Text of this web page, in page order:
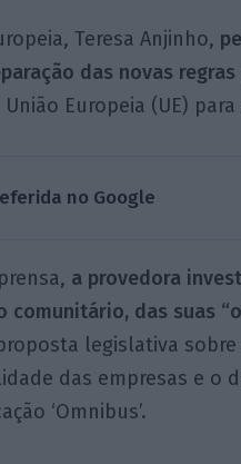
Teresa Anjinho,
das novas
União Europeia (UE)
no Google
a provedora
comunitário, das suas
legislativa
das empresas e o
‘Omnibus’.